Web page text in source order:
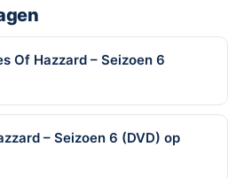
Of Hazzard – Seizoen 6
– Seizoen 6 (DVD) op